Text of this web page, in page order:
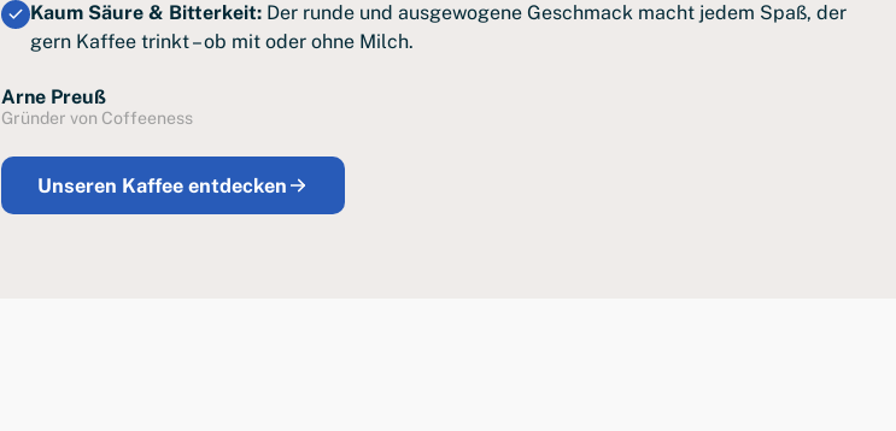
Kaum Säure & Bitterkeit: Der runde und ausgewogene Geschmack macht jedem Spaß, der
gern Kaffee trinkt – ob mit oder ohne Milch.
Arne Preuß
Gründer von Coffeeness
Unseren Kaffee entdecken